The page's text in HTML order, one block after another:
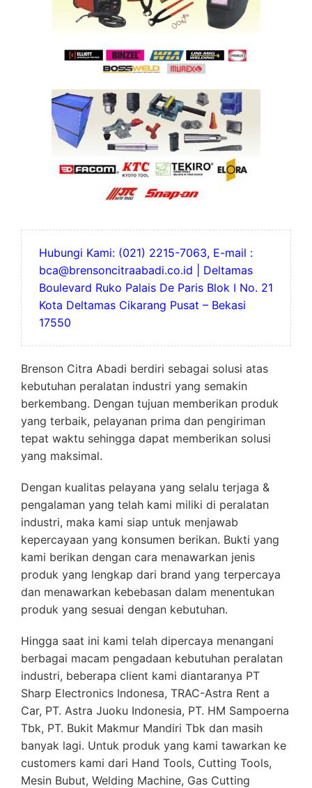
Hubungi Kami: (021) 2215-7063, E-mail :
bca@brensoncitraabadi.co.id | Deltamas
Boulevard Ruko Palais De Paris Blok I No. 21
Kota Deltamas Cikarang Pusat – Bekasi
17550
Brenson Citra Abadi berdiri sebagai solusi atas
kebutuhan peralatan industri yang semakin
berkembang. Dengan tujuan memberikan produk
yang terbaik, pelayanan prima dan pengiriman
tepat waktu sehingga dapat memberikan solusi
yang maksimal.
Dengan kualitas pelayana yang selalu terjaga &
pengalaman yang telah kami miliki di peralatan
industri, maka kami siap untuk menjawab
kepercayaan yang konsumen berikan. Bukti yang
kami berikan dengan cara menawarkan jenis
produk yang lengkap dari brand yang terpercaya
dan menawarkan kebebasan dalam menentukan
produk yang sesuai dengan kebutuhan.
Hingga saat ini kami telah dipercaya menangani
berbagai macam pengadaan kebutuhan peralatan
industri, beberapa client kami diantaranya PT
Sharp Electronics Indonesa, TRAC-Astra Rent a
Car, PT. Astra Juoku Indonesia, PT. HM Sampoerna
Tbk, PT. Bukit Makmur Mandiri Tbk dan masih
banyak lagi. Untuk produk yang kami tawarkan ke
customers kami dari Hand Tools, Cutting Tools,
Mesin Bubut, Welding Machine, Gas Cutting